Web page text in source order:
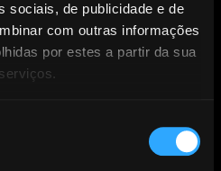
sociais, de publicidade e de
com outras informações
por estes a partir da sua